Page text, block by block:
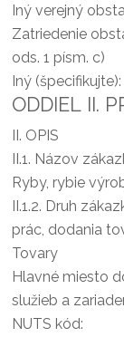
Iný verejný
Zatriedenie
ods. 1 písm. c)
Iný
ODDIEL II.
II. OPIS
II.1. Názov
Ryby, rybie
II.1.2. Druh
prác, dodania
Tovary
Hlavné miesto
služieb a
NUTS kód: